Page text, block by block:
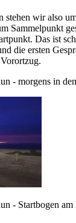
stehen wir also
Sammelpunkt
Das ist
die ersten